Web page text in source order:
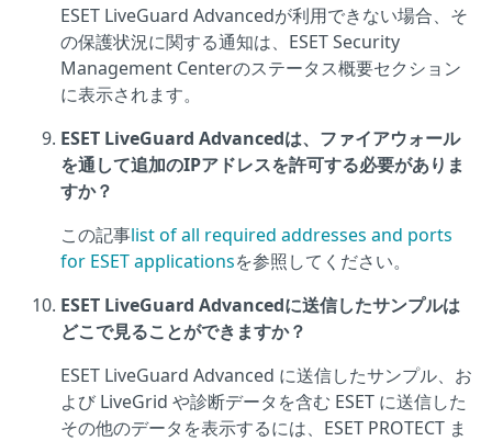
ESET LiveGuard Advancedが利用できない場合、そ
の保護状況に関する通知は、ESET Security
Management Centerのステータス概要セクション
に表示されます。
ESET LiveGuard Advancedは、ファイアウォール
を通して追加のIPアドレスを許可する必要がありま
すか？
この記事list of all required addresses and ports
for ESET applicationsを参照してください。
ESET LiveGuard Advancedに送信したサンプルは
どこで見ることができますか？
ESET LiveGuard Advanced に送信したサンプル、お
よび LiveGrid や診断データを含む ESET に送信した
その他のデータを表示するには、ESET PROTECT ま